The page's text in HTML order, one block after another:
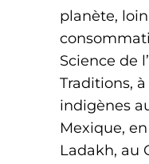
planète,
Science de
Traditions,
indigènes
Mexique,
Ladakh, au